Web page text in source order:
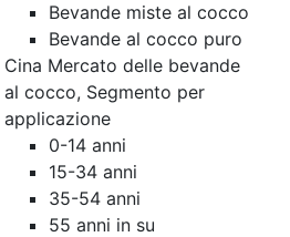
Bevande miste al cocco
Bevande al cocco puro
Cina Mercato delle bevande
al cocco, Segmento per
applicazione
0-14 anni
15-34 anni
35-54 anni
55 anni in su